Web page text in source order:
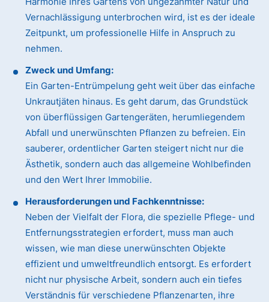
Vernachlässigung unterbrochen wird, ist es der ideale
Zeitpunkt, um professionelle Hilfe in Anspruch zu
nehmen.
Zweck und Umfang:
Ein Garten-Entrümpelung geht weit über das einfache
Unkrautjäten hinaus. Es geht darum, das Grundstück
von überflüssigen Gartengeräten, herumliegendem
Abfall und unerwünschten Pflanzen zu befreien. Ein
sauberer, ordentlicher Garten steigert nicht nur die
Ästhetik, sondern auch das allgemeine Wohlbefinden
und den Wert Ihrer Immobilie.
Herausforderungen und Fachkenntnisse:
Neben der Vielfalt der Flora, die spezielle Pflege- und
Entfernungsstrategien erfordert, muss man auch
wissen, wie man diese unerwünschten Objekte
effizient und umweltfreundlich entsorgt. Es erfordert
nicht nur physische Arbeit, sondern auch ein tiefes
Verständnis für verschiedene Pflanzenarten, ihre